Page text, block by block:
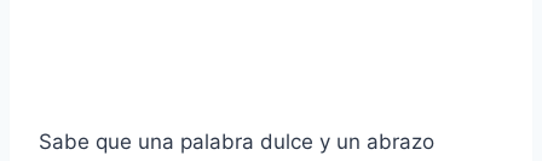
Sabe que una palabra dulce y un abrazo